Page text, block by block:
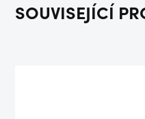
SOUVISEJÍCÍ